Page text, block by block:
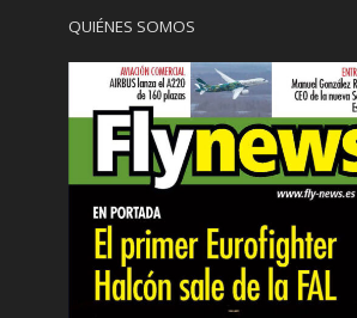
QUIÉNES SOMOS